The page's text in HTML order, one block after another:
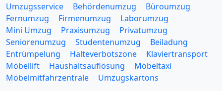
Umzugsservice Behördenumzug
Büroumzug
Fernumzug
Firmenumzug
Laborumzug
Mini Umzug
Praxisumzug
Privatumzug
Seniorenumzug
Studentenumzug
Beiladung
Entrümpelung
Halteverbotszone
Klaviertransport
Möbellift
Haushaltsauflösung
Möbeltaxi
Möbelmitfahrzentrale
Umzugskartons